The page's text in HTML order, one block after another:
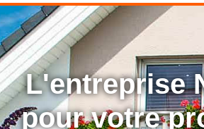
L'entreprise
pour votre